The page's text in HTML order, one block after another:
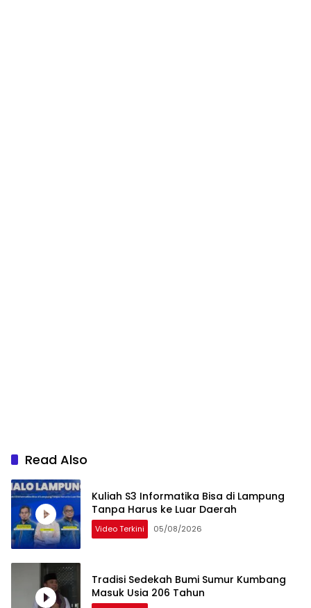
Read Also
Kuliah S3 Informatika Bisa di Lampung
Tanpa Harus ke Luar Daerah
Video Terkini 05/08/2026
Tradisi Sedekah Bumi Sumur Kumbang
Masuk Usia 206 Tahun